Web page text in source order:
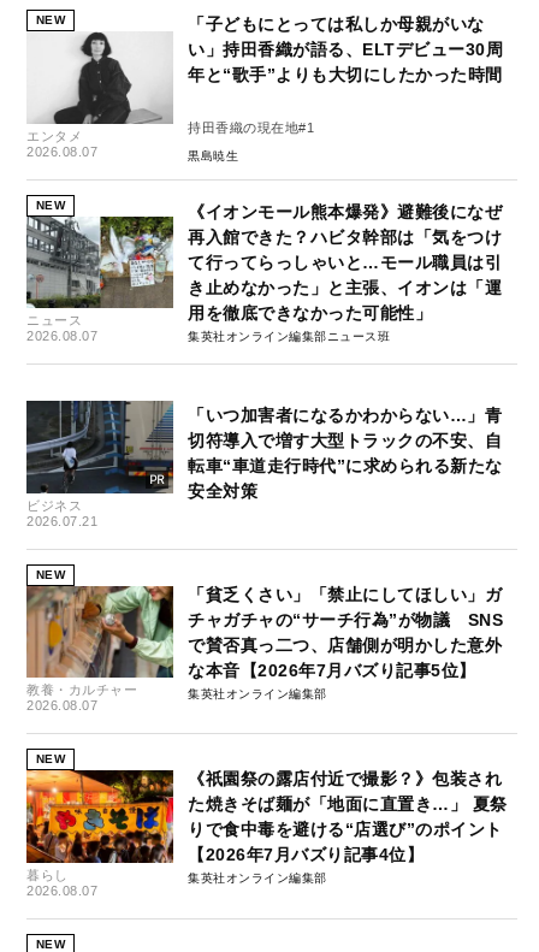
NEW
エンタメ
2026.08.07
「子どもにとっては私しか母親がいな
い」持田香織が語る、ELTデビュー30周
年と“歌手”よりも大切にしたかった時間
持田香織の現在地#1
黒島暁生
NEW
ニュース
2026.08.07
《イオンモール熊本爆発》避難後になぜ
再入館できた？ハビタ幹部は「気をつけ
て行ってらっしゃいと…モール職員は引
き止めなかった」と主張、イオンは「運
用を徹底できなかった可能性」
集英社オンライン編集部ニュース班
ビジネス
2026.07.21
「いつ加害者になるかわからない…」青
切符導入で増す大型トラックの不安、自
転車“車道走行時代”に求められる新たな
安全対策
NEW
教養・カルチャー
2026.08.07
「貧乏くさい」「禁止にしてほしい」ガ
チャガチャの“サーチ行為”が物議 SNS
で賛否真っ二つ、店舗側が明かした意外
な本音【2026年7月バズり記事5位】
集英社オンライン編集部
NEW
暮らし
2026.08.07
《祇園祭の露店付近で撮影？》包装され
た焼きそば麺が「地面に直置き…」 夏祭
りで食中毒を避ける“店選び”のポイント
【2026年7月バズり記事4位】
集英社オンライン編集部
NEW